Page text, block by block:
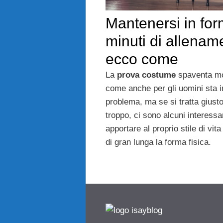
Mantenersi in
minuti di
ecco come
La prova costume spaventa
come anche per gli uomini sta
problema, ma se si tratta
troppo, ci sono alcuni
apportare al proprio stile di
di gran lunga la forma fisica.